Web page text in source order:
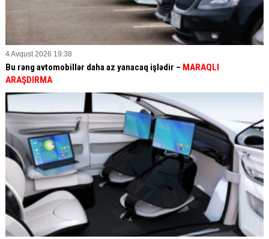
4 Avqust 2026 19:38
Bu rəng avtomobillər daha az yanacaq işlədir – MARAQLI
ARAŞDIRMA